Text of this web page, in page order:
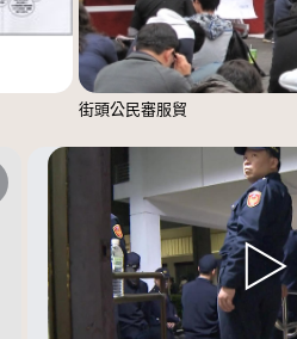
街頭公民審服貿